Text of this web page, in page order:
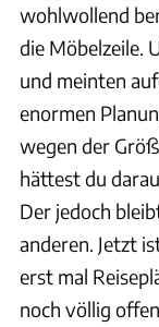
wohlwollend
die Möbelzeile.
und meinten
enormen
wegen der
hättest du
Der jedoch
anderen. Jetzt
erst mal
noch völlig